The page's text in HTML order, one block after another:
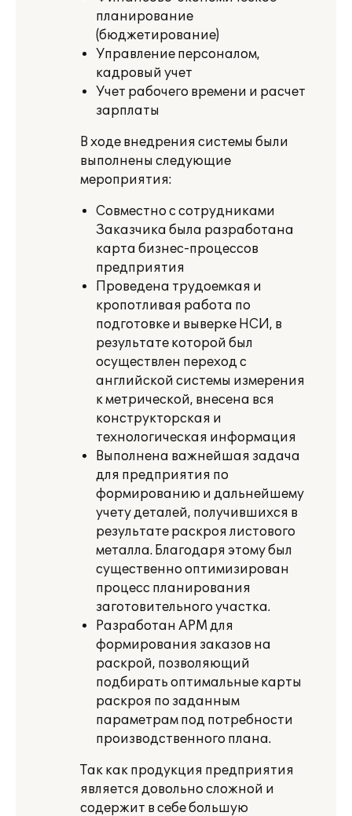
планирование
(бюджетирование)
Управление персоналом,
кадровый учет
Учет рабочего времени и расчет
зарплаты
В ходе внедрения системы были
выполнены следующие
мероприятия:
Совместно с сотрудниками
Заказчика была разработана
карта бизнес-процессов
предприятия
Проведена трудоемкая и
кропотливая работа по
подготовке и выверке НСИ, в
результате которой был
осуществлен переход с
английской системы измерения
к метрической, внесена вся
конструкторская и
технологическая информация
Выполнена важнейшая задача
для предприятия по
формированию и дальнейшему
учету деталей, получившихся в
результате раскроя листового
металла. Благодаря этому был
существенно оптимизирован
процесс планирования
заготовительного участка.
Разработан АРМ для
формирования заказов на
раскрой, позволяющий
подбирать оптимальные карты
раскроя по заданным
параметрам под потребности
производственного плана.
Так как продукция предприятия
является довольно сложной и
содержит в себе большую